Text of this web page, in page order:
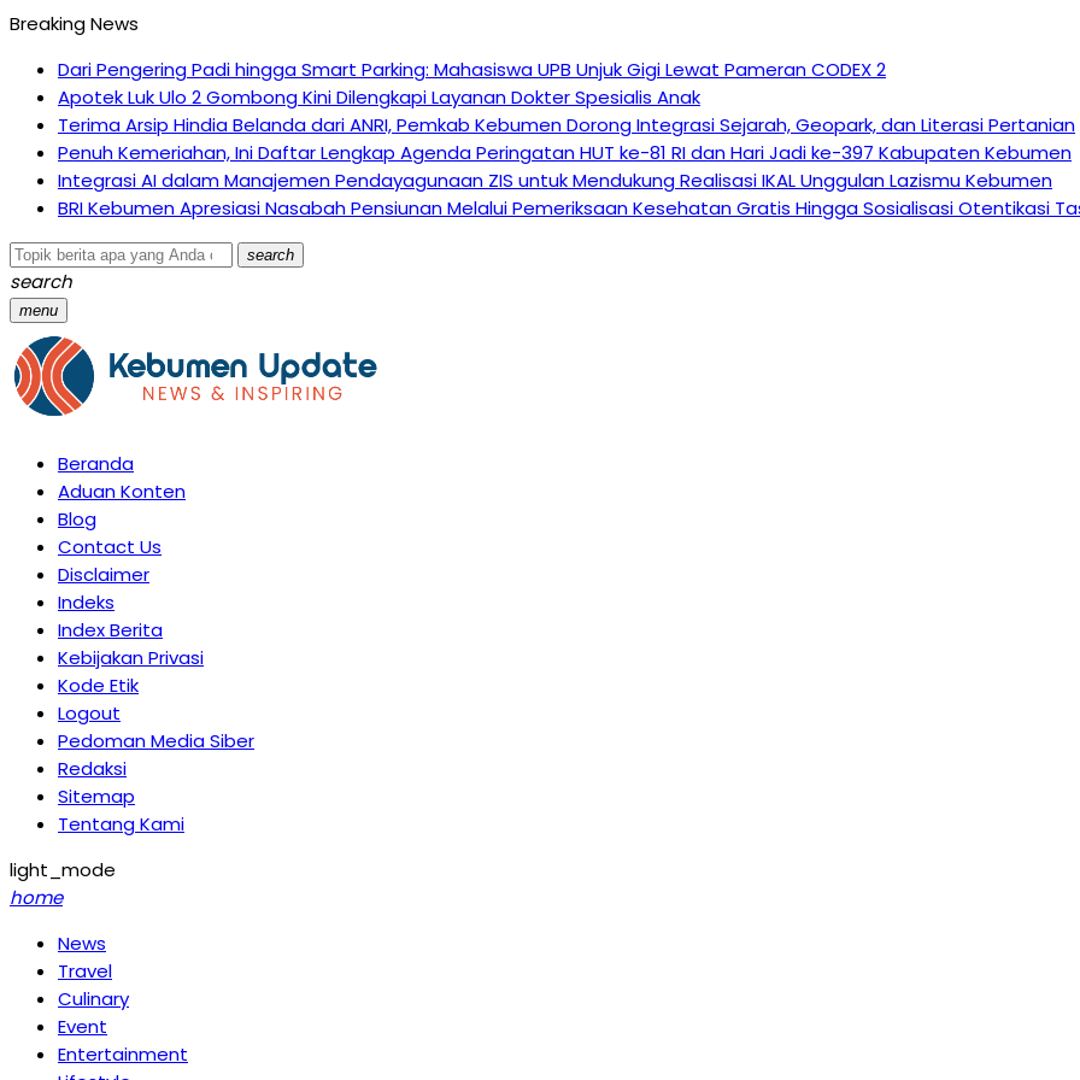
Breaking News
Dari Pengering Padi hingga Smart Parking: Mahasiswa UPB Unjuk Gigi Lewat Pameran CODEX 2
Apotek Luk Ulo 2 Gombong Kini Dilengkapi Layanan Dokter Spesialis Anak
Terima Arsip Hindia Belanda dari ANRI, Pemkab Kebumen Dorong Integrasi Sejarah, Geopark, dan Literasi Pertanian
Penuh Kemeriahan, Ini Daftar Lengkap Agenda Peringatan HUT ke-81 RI dan Hari Jadi ke-397 Kabupaten Kebumen
Integrasi AI dalam Manajemen Pendayagunaan ZIS untuk Mendukung Realisasi IKAL Unggulan Lazismu Kebumen
BRI Kebumen Apresiasi Nasabah Pensiunan Melalui Pemeriksaan Kesehatan Gratis Hingga Sosialisasi Otentikasi
search
search
menu
Beranda
Aduan Konten
Blog
Contact Us
Disclaimer
Indeks
Index Berita
Kebijakan Privasi
Kode Etik
Logout
Pedoman Media Siber
Redaksi
Sitemap
Tentang Kami
light_mode
home
News
Travel
Culinary
Event
Entertainment